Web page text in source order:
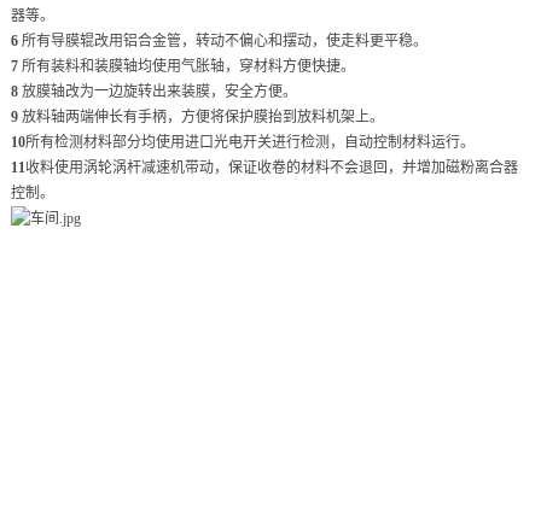
器等。
6 所有导膜辊改用铝合金管，转动不偏心和摆动，使走料更平稳。
7 所有装料和装膜轴均使用气胀轴，穿材料方便快捷。
8 放膜轴改为一边旋转出来装膜，安全方便。
9 放料轴两端伸长有手柄，方便将保护膜抬到放料机架上。
10所有检测材料部分均使用进口光电开关进行检测，自动控制材料运行。
11收料使用涡轮涡杆减速机带动，保证收卷的材料不会退回，并增加磁粉离合器
控制。